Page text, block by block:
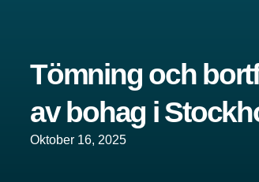
Tömning och
av bohag i
Oktober 16, 2025